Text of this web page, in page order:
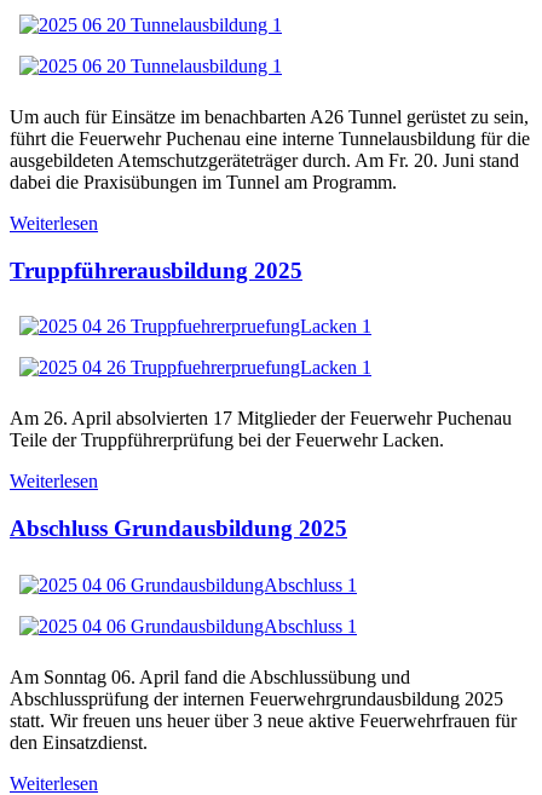
Um auch für Einsätze im benachbarten A26 Tunnel gerüstet zu sein,
führt die Feuerwehr Puchenau eine interne Tunnelausbildung für die
ausgebildeten Atemschutzgeräteträger durch. Am Fr. 20. Juni stand
dabei die Praxisübungen im Tunnel am Programm.
Weiterlesen
Truppführerausbildung 2025
Am 26. April absolvierten 17 Mitglieder der Feuerwehr Puchenau
Teile der Truppführerprüfung bei der Feuerwehr Lacken.
Weiterlesen
Abschluss Grundausbildung 2025
Am Sonntag 06. April fand die Abschlussübung und
Abschlussprüfung der internen Feuerwehrgrundausbildung 2025
statt. Wir freuen uns heuer über 3 neue aktive Feuerwehrfrauen für
den Einsatzdienst.
Weiterlesen